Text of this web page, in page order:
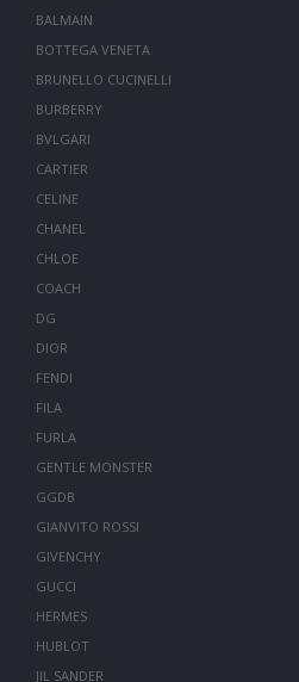
BALMAIN
BOTTEGA VENETA
BRUNELLO CUCINELLI
BURBERRY
BVLGARI
CARTIER
CELINE
CHANEL
CHLOE
COACH
DG
DIOR
FENDI
FILA
FURLA
GENTLE MONSTER
GGDB
GIANVITO ROSSI
GIVENCHY
GUCCI
HERMES
HUBLOT
JIL SANDER